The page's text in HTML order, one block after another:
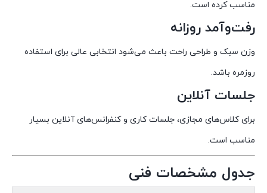
مناسب کرده است.
رفت‌وآمد روزانه
وزن سبک و طراحی راحت باعث می‌شود انتخابی عالی برای استفاده
روزمره باشد.
جلسات آنلاین
برای کلاس‌های مجازی، جلسات کاری و کنفرانس‌های آنلاین بسیار
مناسب است.
جدول مشخصات فنی